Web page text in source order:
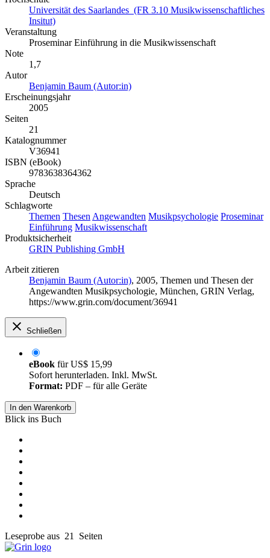
Universität des Saarlandes (FR 3.10 Musikwissenschaftliches
Insitut)
Veranstaltung
Proseminar Einführung in die Musikwissenschaft
Note
1,7
Autor
Benjamin Baum (Autor:in)
Erscheinungsjahr
2005
Seiten
21
Katalognummer
V36941
ISBN (eBook)
9783638364362
Sprache
Deutsch
Schlagworte
Themen Thesen Angewandten Musikpsychologie Proseminar
Einführung Musikwissenschaft
Produktsicherheit
GRIN Publishing GmbH
Arbeit zitieren
Benjamin Baum (Autor:in), 2005, Themen und Thesen der
Angewandten Musikpsychologie, München, GRIN Verlag,
https://www.grin.com/document/36941
Schließen
eBook fürUS$ 15,99
Sofort herunterladen. Inkl. MwSt.
Format: PDF – für alle Geräte
In den Warenkorb
Blick ins Buch
Leseprobe aus 21 Seiten